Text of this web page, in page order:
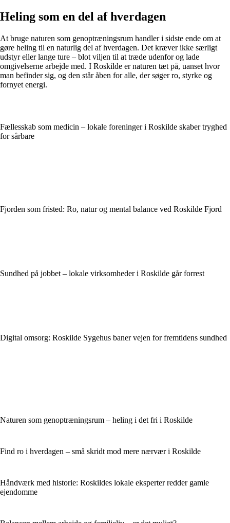
Heling som en del af hverdagen
At bruge naturen som genoptræningsrum handler i sidste ende om at
gøre heling til en naturlig del af hverdagen. Det kræver ikke særligt
udstyr eller lange ture – blot viljen til at træde udenfor og lade
omgivelserne arbejde med. I Roskilde er naturen tæt på, uanset hvor
man befinder sig, og den står åben for alle, der søger ro, styrke og
fornyet energi.
Fællesskab som medicin – lokale foreninger i Roskilde skaber tryghed
for sårbare
Fjorden som fristed: Ro, natur og mental balance ved Roskilde Fjord
Sundhed på jobbet – lokale virksomheder i Roskilde går forrest
Digital omsorg: Roskilde Sygehus baner vejen for fremtidens sundhed
Naturen som genoptræningsrum – heling i det fri i Roskilde
Find ro i hverdagen – små skridt mod mere nærvær i Roskilde
Håndværk med historie: Roskildes lokale eksperter redder gamle
ejendomme